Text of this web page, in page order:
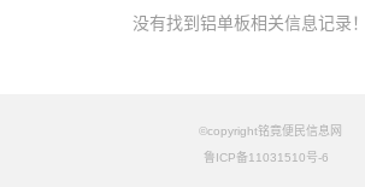
没有找到铝单板相关信息记录！
©copyright铭竟便民信息网
鲁ICP备11031510号-6